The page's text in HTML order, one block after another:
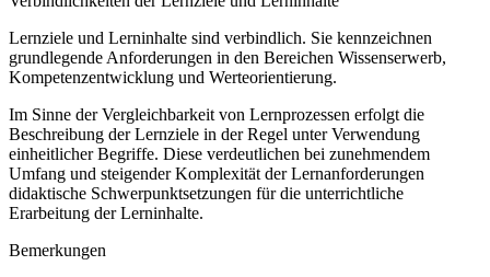
Lernziele und Lerninhalte sind verbindlich. Sie kennzeichnen
grundlegende Anforderungen in den Bereichen Wissenserwerb,
Kompetenzentwicklung und Werteorientierung.
Im Sinne der Vergleichbarkeit von Lernprozessen erfolgt die
Beschreibung der Lernziele in der Regel unter Verwendung
einheitlicher Begriffe. Diese verdeutlichen bei zunehmendem
Umfang und steigender Komplexität der Lernanforderungen
didaktische Schwerpunktsetzungen für die unterrichtliche
Erarbeitung der Lerninhalte.
Bemerkungen